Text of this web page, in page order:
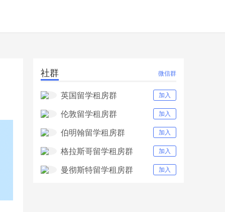
社群 微信群
英国留学租房群 加入
伦敦留学租房群 加入
伯明翰留学租房群 加入
格拉斯哥留学租房群 加入
曼彻斯特留学租房群 加入